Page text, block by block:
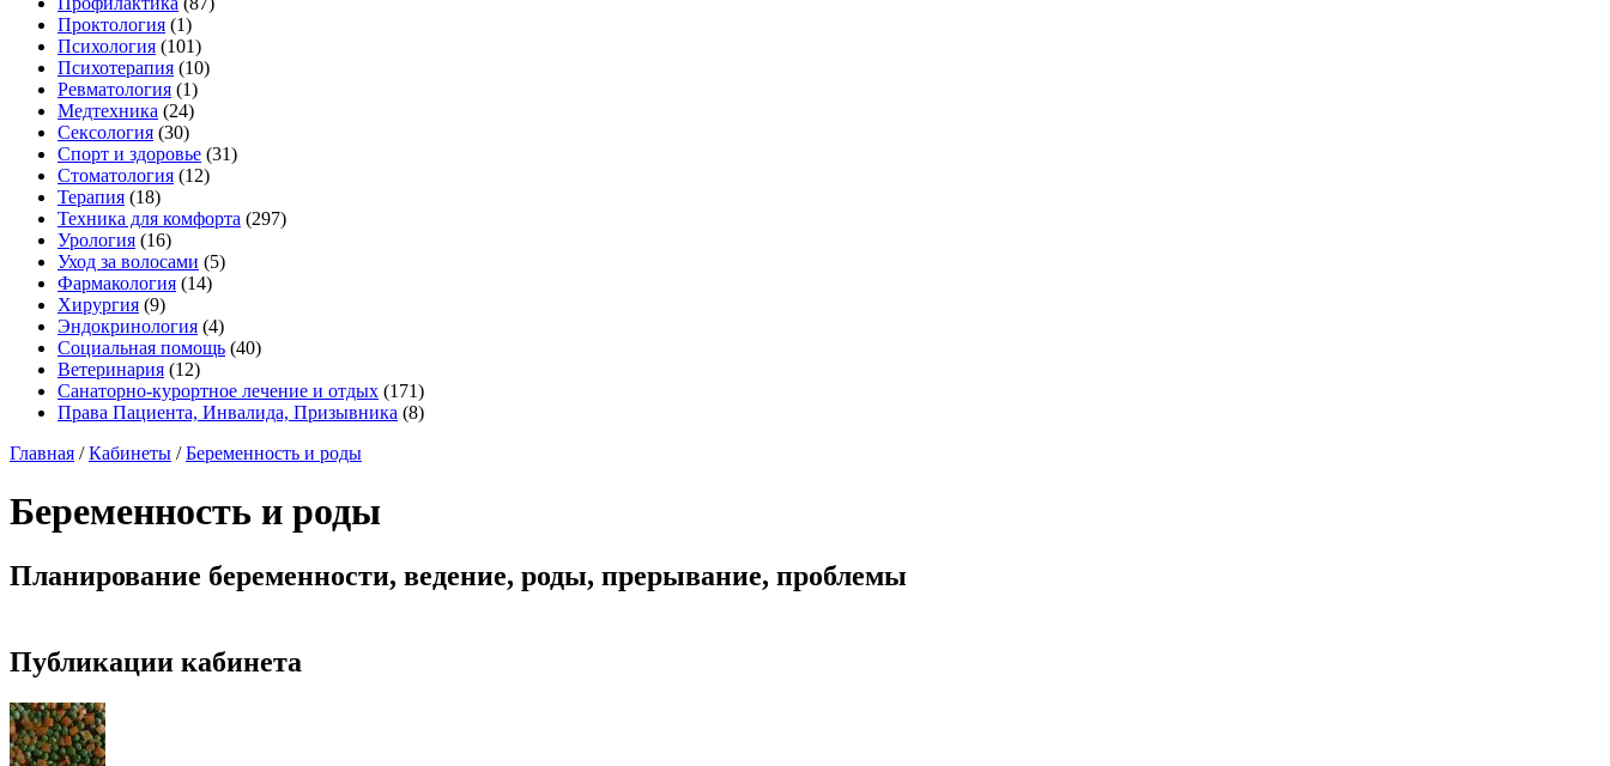
Проктология (1)
Психология (101)
Психотерапия (10)
Ревматология (1)
Медтехника (24)
Сексология (30)
Спорт и здоровье (31)
Стоматология (12)
Терапия (18)
Техника для комфорта (297)
Урология (16)
Уход за волосами (5)
Фармакология (14)
Хирургия (9)
Эндокринология (4)
Социальная помощь (40)
Ветеринария (12)
Санаторно-курортное лечение и отдых (171)
Права Пациента, Инвалида, Призывника (8)
Главная /Кабинеты /Беременность и роды
Беременность и роды
Планирование беременности, ведение, роды, прерывание, проблемы
Публикации кабинета